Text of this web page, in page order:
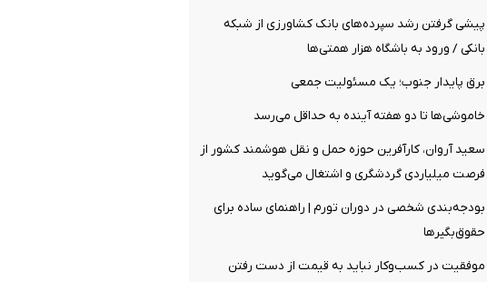
پیشی گرفتن رشد سپرده‌های بانک کشاورزی از شبکه
بانکی / ورود به باشگاه هزار همتی‌ها
برق پایدار جنوب؛ یک مسئولیت جمعی
خاموشی‌ها تا دو هفته آینده به حداقل می‌رسد
سعید آروان، کارآفرین حوزه حمل و نقل هوشمند کشور از
فرصت میلیاردی گردشگری و اشتغال می‌گوید
بودجه‌بندی شخصی در دوران تورم | راهنمای ساده برای
حقوق‌بگیرها
موفقیت در کسب‌وکار نباید به قیمت از دست رفتن